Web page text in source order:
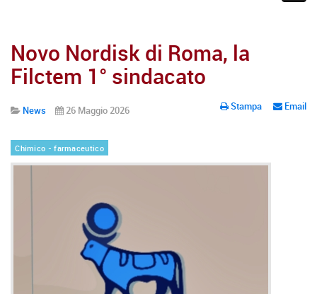
Novo Nordisk di Roma, la
Filctem 1° sindacato
Stampa Email
News 26 Maggio 2026
Chimico - farmaceutico